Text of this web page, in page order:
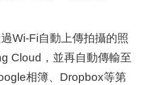
過Wi-Fi自動上傳拍攝的照
Cloud，並再自動傳輸至
相簿、Dropbox等第